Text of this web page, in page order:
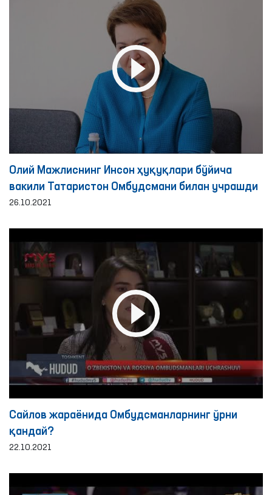
Олий Мажлиснинг Инсон ҳуқуқлари бўйича
вакили Татаристон Омбудсмани билан учрашди
26.10.2021
Сайлов жараёнида Омбудсманларнинг ўрни
қандай?
22.10.2021